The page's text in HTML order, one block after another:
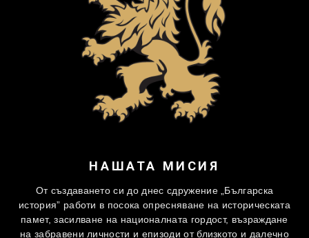
НАШАТА МИСИЯ
От създаването си до днес сдружение „Българска
история” работи в посока опресняване на историческата
памет, засилване на националната гордост, възраждане
на забравени личности и епизоди от близкото и далечно